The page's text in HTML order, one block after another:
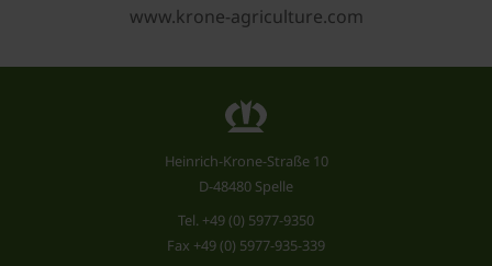
www.krone-agriculture.com
Heinrich-Krone-Straße 10
D-48480 Spelle
Tel. +49 (0) 5977-9350
Fax +49 (0) 5977-935-339